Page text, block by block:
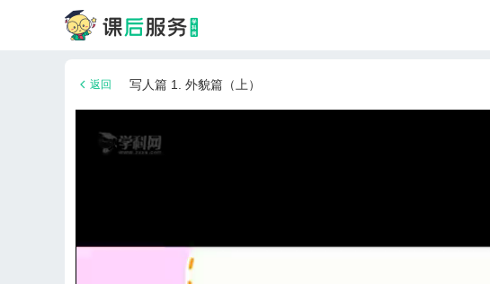
返回 写人篇 1. 外貌篇（上）